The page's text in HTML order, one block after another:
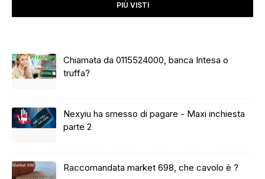
PIÙ VISTI
Chiamata da 0115524000, banca Intesa o
truffa?
Nexyiu ha smesso di pagare - Maxi inchiesta
parte 2
Raccomandata market 698, che cavolo è ?